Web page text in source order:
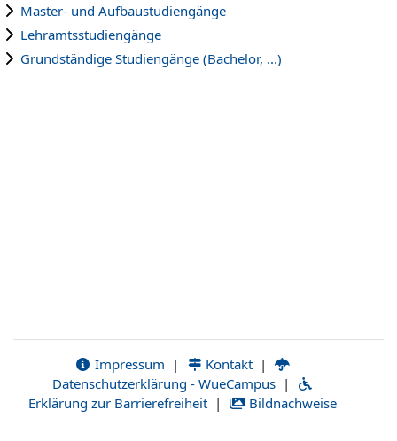
Master- und Aufbaustudiengänge
Lehramtsstudiengänge
Grundständige Studiengänge (Bachelor, ...)
Impressum | Kontakt |
Datenschutzerklärung - WueCampus |
Erklärung zur Barrierefreiheit | Bildnachweise